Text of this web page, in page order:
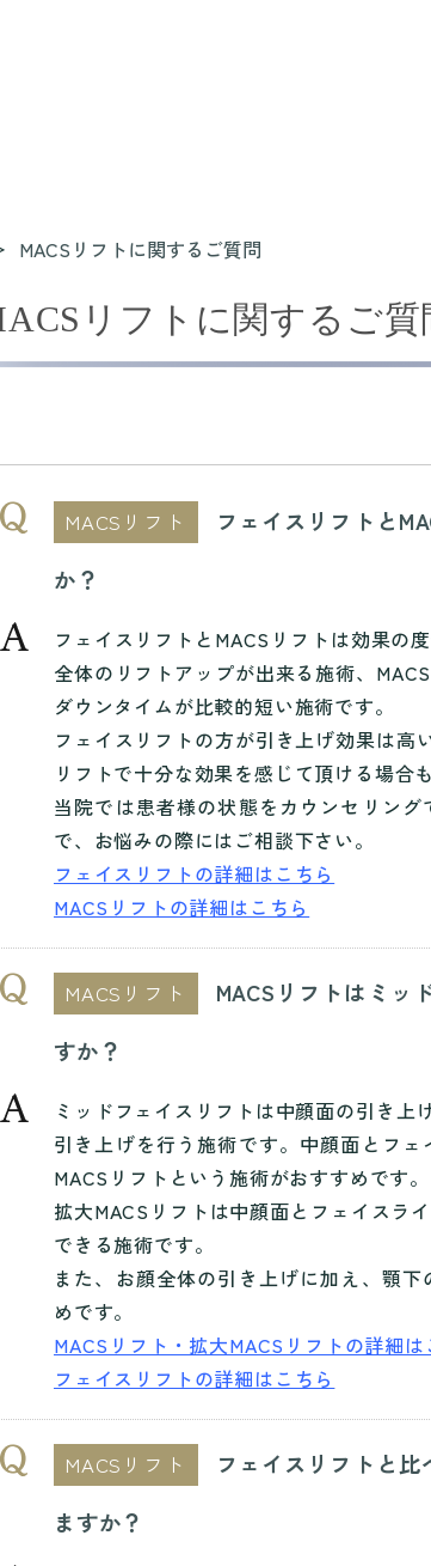
MACSリフトに関するご質問
リフトに関するご質
MACSリフト
フェイスリフトと
か？
フェイスリフトとMACSリフトは効果の
全体のリフトアップが出来る施術、
ダウンタイムが比較的短い施術です。
フェイスリフトの方が引き上げ効果は高
リフトで十分な効果を感じて頂ける場合
当院では患者様の状態をカウンセリン
で、お悩みの際にはご相談下さい。
フェイスリフトの詳細はこちら
MACSリフトの詳細はこちら
MACSリフト
MACSリフトはミッ
すか？
ミッドフェイスリフトは中顔面の引き上
引き上げを行う施術です。中顔面とフ
MACSリフトという施術がおすすめです。
拡大MACSリフトは中顔面とフェイスラ
できる施術です。
また、お顔全体の引き上げに加え、顎
めです。
MACSリフト・拡大MACSリフトの詳細は
フェイスリフトの詳細はこちら
MACSリフト
フェイスリフトと比
ますか？